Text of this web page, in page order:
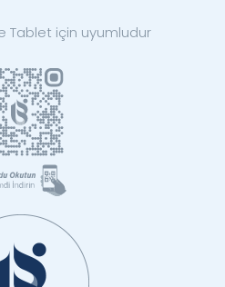
Tablet için uyumludur